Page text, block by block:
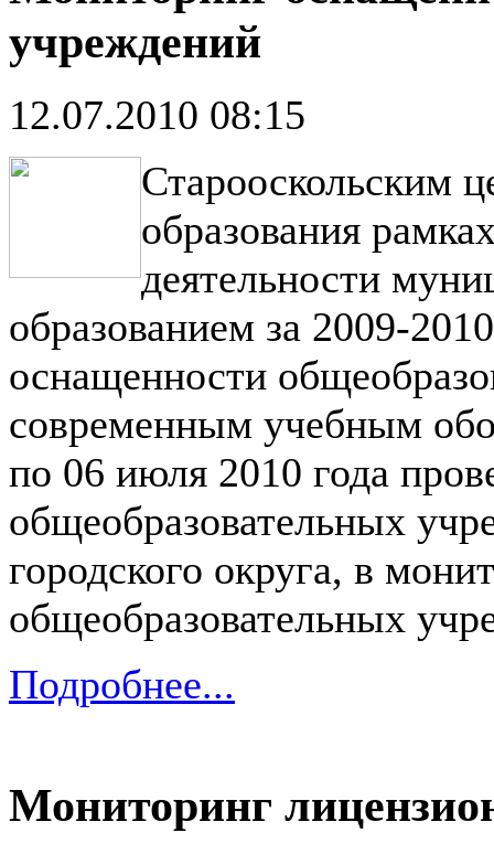
учреждений
12.07.2010 08:15
Старооскольским
образования
деятельности
образованием за 2009-
оснащенности
современным учебным
по 06 июля 2010 года
общеобразовательных
городского округа, в
общеобразовательных
Подробнее...
Мониторинг